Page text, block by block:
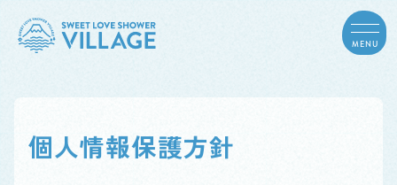
MENU
個人情報保護方針